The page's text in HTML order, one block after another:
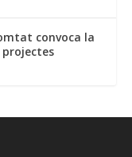
convoca la
projectes